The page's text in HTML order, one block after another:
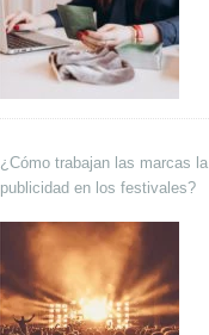
¿Cómo trabajan las marcas la
publicidad en los festivales?